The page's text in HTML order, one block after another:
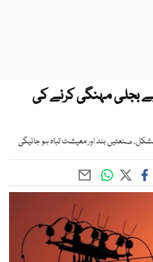
بجلی مہنگی کرنے کی
صنعتیں بند اور معیشت تباہ ہو جائیگی